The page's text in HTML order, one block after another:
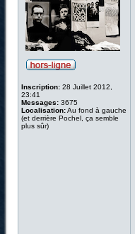
Inscription: 28 Juillet 2012,
23:41
Messages: 3675
Localisation:Au fond à gauche
(et derrière Pochel, ça semble
plus sûr)